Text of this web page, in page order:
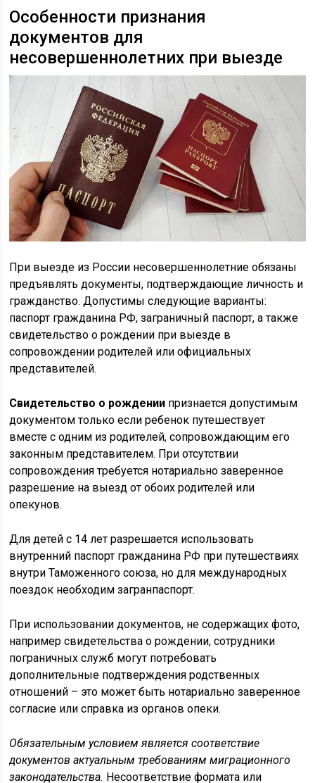
Особенности признания
документов для
несовершеннолетних при выезде
При выезде из России несовершеннолетние обязаны
предъявлять документы, подтверждающие личность и
гражданство. Допустимы следующие варианты:
паспорт гражданина РФ, заграничный паспорт, а также
свидетельство о рождении при выезде в
сопровождении родителей или официальных
представителей.
Свидетельство о рождении признается допустимым
документом только если ребенок путешествует
вместе с одним из родителей, сопровождающим его
законным представителем. При отсутствии
сопровождения требуется нотариально заверенное
разрешение на выезд от обоих родителей или
опекунов.
Для детей с 14 лет разрешается использовать
внутренний паспорт гражданина РФ при путешествиях
внутри Таможенного союза, но для международных
поездок необходим загранпаспорт.
При использовании документов, не содержащих фото,
например свидетельства о рождении, сотрудники
пограничных служб могут потребовать
дополнительные подтверждения родственных
отношений – это может быть нотариально заверенное
согласие или справка из органов опеки.
Обязательным условием является соответствие
документов актуальным требованиям миграционного
законодательства. Несоответствие формата или